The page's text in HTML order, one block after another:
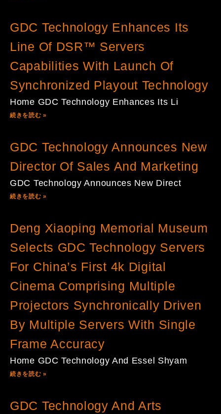
GDC Technology Enhances Its
Line Of DSR™ Servers
Capabilities With Launch Of
Synchronized Playout Technology
Home GDC Technology Enhances Its Li
続きを読む »
GDC Technology Announces New
Director Of Sales And Marketing
GDC Technology Announces New Direct
続きを読む »
Deng Xiaoping Memorial Museum
Selects GDC Technology Servers
For China’s First 4k Digital
Cinema Comprising Multiple
Projectors Synchronically Driven
By Multiple Servers With Single
Frame Accuracy
Home GDC Technology And Essel Shyam
続きを読む »
GDC Technology And Arts